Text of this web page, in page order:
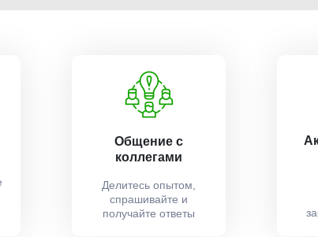
Общение с
коллегами
Делитесь опытом,
спрашивайте и
получайте ответы